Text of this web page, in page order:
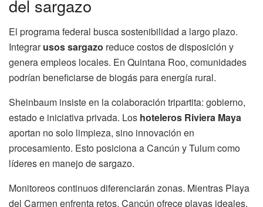
del sargazo
El programa federal busca sostenibilidad a largo plazo.
Integrarusos sargazo reduce costos de disposición y
genera empleos locales. En Quintana Roo, comunidades
podrían beneficiarse de biogás para energía rural.
Sheinbaum insiste en la colaboración tripartita: gobierno,
estado e iniciativa privada. Los hoteleros Riviera Maya
aportan no solo limpieza, sino innovación en
procesamiento. Esto posiciona a Cancún y Tulum como
líderes en manejo de sargazo.
Monitoreos continuos diferenciarán zonas. Mientras Playa
del Carmen enfrenta retos, Cancún ofrece playas ideales.